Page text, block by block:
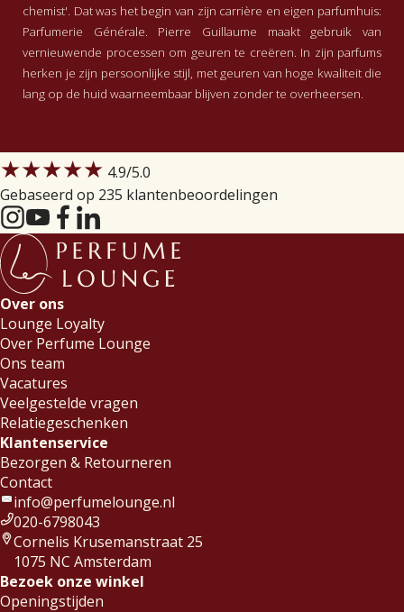
kerkklokken luiden want het is Kers.
Het sneeuwt, ik ben in Rusland ( Weet
ook niet waarom, misschien de
associatie met bontjassen, bontkragen
en van die enorme mutsen die ze
Alles klopt. Gelukkig is deze geur zo
nieuw voor mij als pas gevallen
sneeuw, kleven er geen oude
herinneringen aan. Soms wil je
helemaal aan een nieuw hoofdstuk
beginnen in je leven., Ik doe dat altijd
met het ontdekken en kopen van heel
nieuwe geuren.
chemist'. Dat was het begin van zijn carrière en eigen parfumhuis:
Parfumerie Générale. Pierre Guillaume maakt gebruik van
vernieuwende processen om geuren te creëren. In zijn parfums
herken je zijn persoonlijke stijl, met geuren van hoge kwaliteit die
lang op de huid waarneembaar blijven zonder te overheersen.
★★★★★ 4.9/5.0
Gebaseerd op 235 klantenbeoordelingen
Over ons
Lounge Loyalty
Over Perfume Lounge
Ons team
Vacatures
Veelgestelde vragen
Relatiegeschenken
Klantenservice
Bezorgen & Retourneren
Contact
info@perfumelounge.nl
020-6798043
Cornelis Krusemanstraat 25
1075 NC Amsterdam
Bezoek onze winkel
Openingstijden